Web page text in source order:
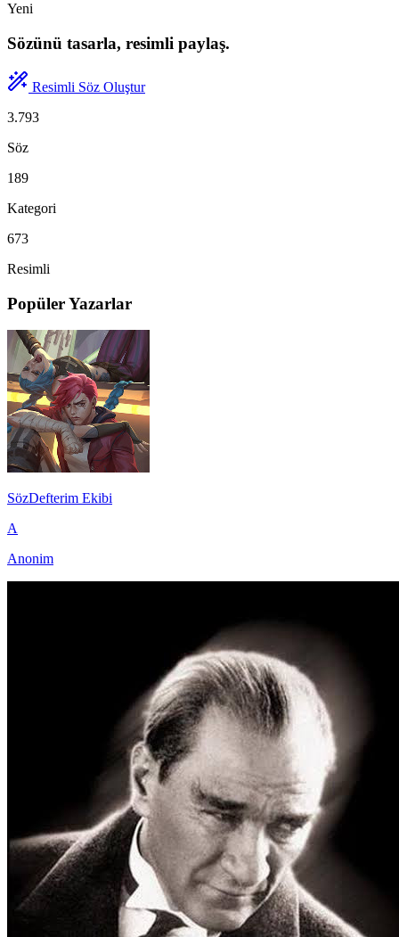
Yeni
Sözünü tasarla, resimli paylaş.
Resimli Söz Oluştur
3.793
Söz
189
Kategori
673
Resimli
Popüler Yazarlar
SözDefterim Ekibi
A
Anonim